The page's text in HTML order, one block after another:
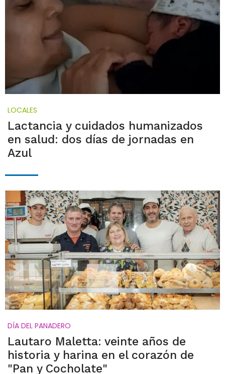
LOCALES
Lactancia y cuidados humanizados
en salud: dos días de jornadas en
Azul
DÍA DEL PANADERO
Lautaro Maletta: veinte años de
historia y harina en el corazón de
"Pan y Cocholate"